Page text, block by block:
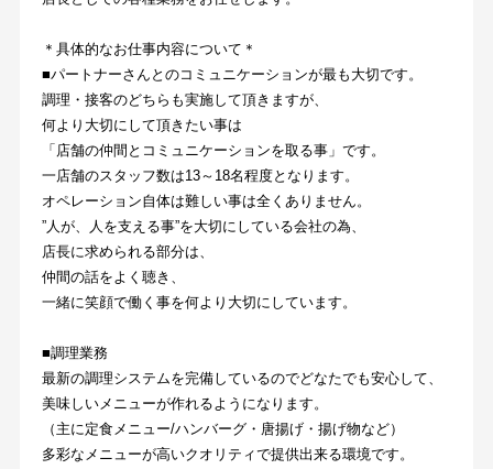
＊具体的なお仕事内容について＊
■パートナーさんとのコミュニケーションが最も大切です。
調理・接客のどちらも実施して頂きますが、
何より大切にして頂きたい事は
「店舗の仲間とコミュニケーションを取る事」です。
一店舗のスタッフ数は13～18名程度となります。
オペレーション自体は難しい事は全くありません。
”人が、人を支える事”を大切にしている会社の為、
店長に求められる部分は、
仲間の話をよく聴き、
一緒に笑顔で働く事を何より大切にしています。
■調理業務
最新の調理システムを完備しているのでどなたでも安心して、
美味しいメニューが作れるようになります。
（主に定食メニュー/ハンバーグ・唐揚げ・揚げ物など）
多彩なメニューが高いクオリティで提供出来る環境です。